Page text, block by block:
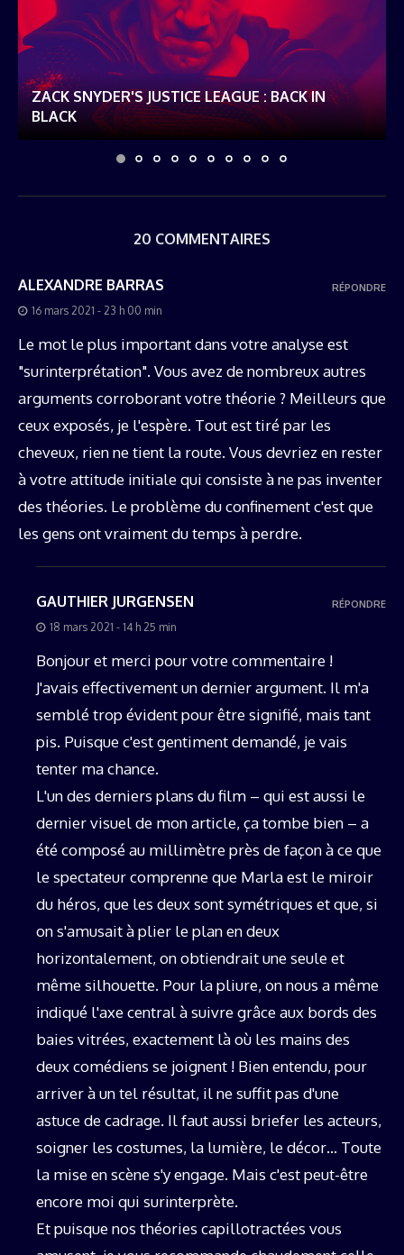
ZACK SNYDER'S JUSTICE LEAGUE : BACK IN
BLACK
20 COMMENTAIRES
ALEXANDRE BARRAS
16 mars 2021 - 23 h 00 min
Le mot le plus important dans votre analyse est
"surinterprétation". Vous avez de nombreux autres
arguments corroborant votre théorie ? Meilleurs que
ceux exposés, je l'espère. Tout est tiré par les
cheveux, rien ne tient la route. Vous devriez en rester
à votre attitude initiale qui consiste à ne pas inventer
des théories. Le problème du confinement c'est que
les gens ont vraiment du temps à perdre.
RÉPONDRE
GAUTHIER JURGENSEN
18 mars 2021 - 14 h 25 min
Bonjour et merci pour votre commentaire !
J'avais effectivement un dernier argument. Il m'a
semblé trop évident pour être signifié, mais tant
pis. Puisque c'est gentiment demandé, je vais
tenter ma chance.
L'un des derniers plans du film – qui est aussi le
dernier visuel de mon article, ça tombe bien – a
été composé au millimètre près de façon à ce que
le spectateur comprenne que Marla est le miroir
du héros, que les deux sont symétriques et que, si
on s'amusait à plier le plan en deux
horizontalement, on obtiendrait une seule et
même silhouette. Pour la pliure, on nous a même
indiqué l'axe central à suivre grâce aux bords des
baies vitrées, exactement là où les mains des
deux comédiens se joignent ! Bien entendu, pour
arriver à un tel résultat, il ne suffit pas d'une
astuce de cadrage. Il faut aussi briefer les acteurs,
soigner les costumes, la lumière, le décor… Toute
la mise en scène s'y engage. Mais c'est peut-être
encore moi qui surinterprète.
Et puisque nos théories capillotractées vous
RÉPONDRE